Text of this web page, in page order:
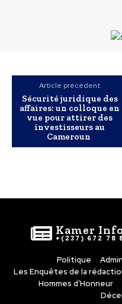
Article précédent
Sécurité juridique des
affaires: un colloque en
vue pour attirer des
investisseurs au
Cameroun
Kamer
+(237) 672 78
Politique
Les Enquêtes de la
Hommes d’Honneur